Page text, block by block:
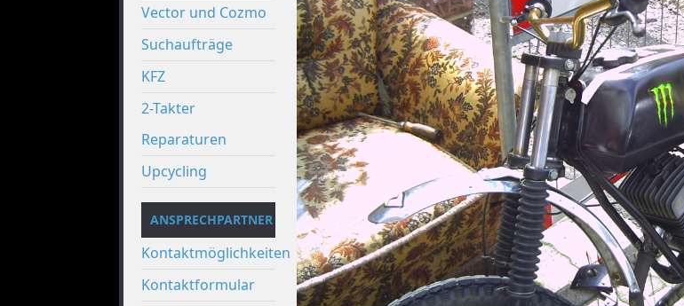
Vector und Cozmo
Suchaufträge
KFZ
2-Takter
Reparaturen
Upcycling
ANSPRECHPARTNER
Kontaktmöglichkeiten
Kontaktformular